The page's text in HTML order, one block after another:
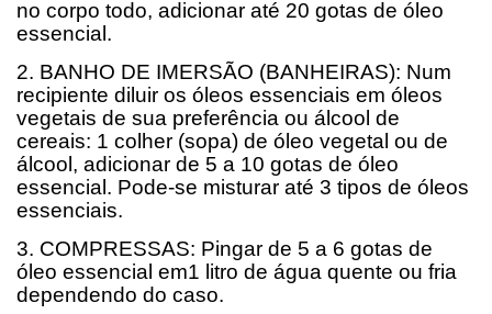
no corpo todo, adicionar até 20 gotas de óleo
essencial.
2. BANHO DE IMERSÃO (BANHEIRAS): Num
recipiente diluir os óleos essenciais em óleos
vegetais de sua preferência ou álcool de
cereais: 1 colher (sopa) de óleo vegetal ou de
álcool, adicionar de 5 a 10 gotas de óleo
essencial. Pode-se misturar até 3 tipos de óleos
essenciais.
3. COMPRESSAS: Pingar de 5 a 6 gotas de
óleo essencial em1 litro de água quente ou fria
dependendo do caso.